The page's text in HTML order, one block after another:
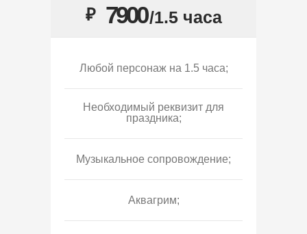
₽ 7900/1.5 часа
Любой персонаж на 1.5 часа;
Необходимый реквизит для
праздника;
Музыкальное сопровождение;
Аквагрим;